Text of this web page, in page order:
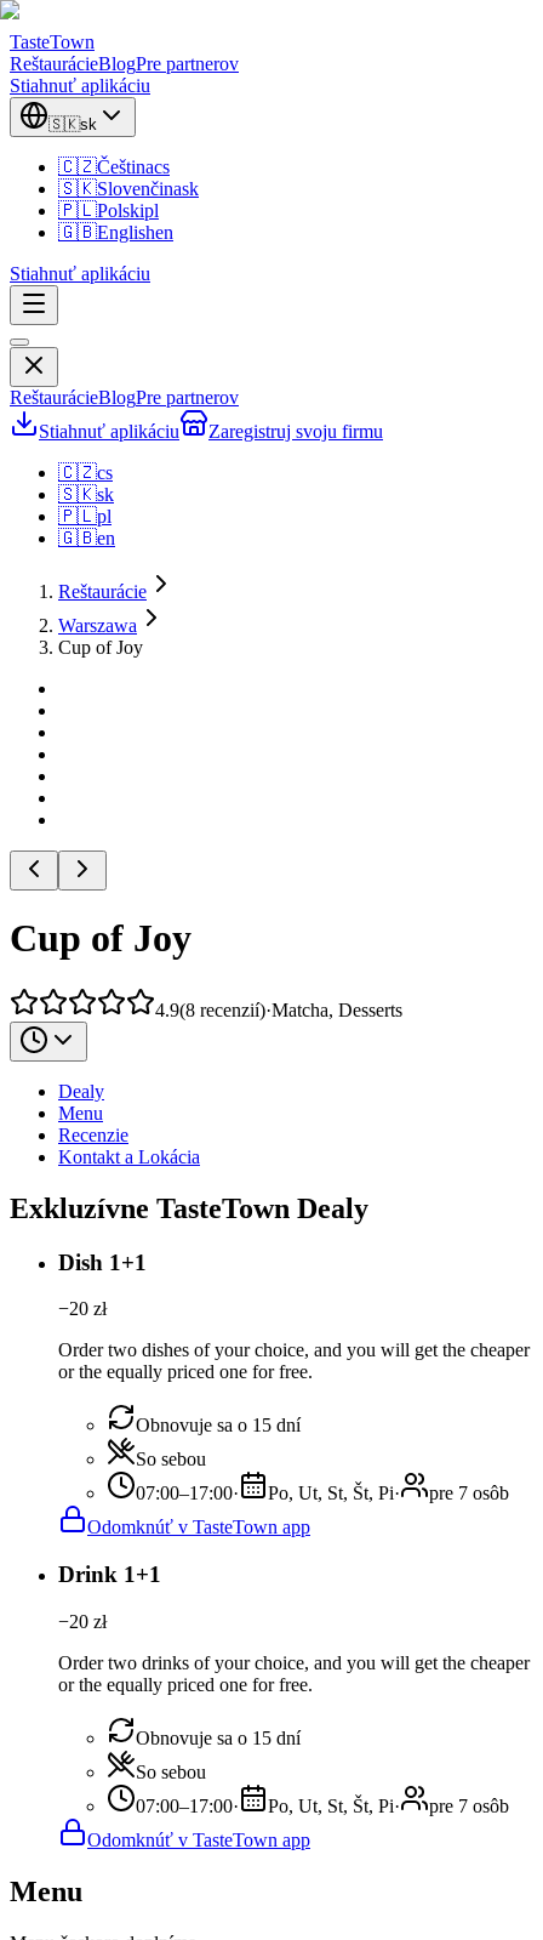
TasteTown
ReštaurácieBlogPre partnerov
Stiahnuť aplikáciu
🇸🇰sk
🇨🇿Češtinacs
🇸🇰Slovenčinask
🇵🇱Polskipl
🇬🇧Englishen
Stiahnuť aplikáciu
ReštaurácieBlogPre partnerov
Stiahnuť aplikáciu
Zaregistruj svoju firmu
🇨🇿cs
🇸🇰sk
🇵🇱pl
🇬🇧en
Reštaurácie
Warszawa
Cup of Joy
Cup of Joy
4.9(8 recenzií)·Matcha, Desserts
Dealy
Menu
Recenzie
Kontakt a Lokácia
Exkluzívne TasteTown Dealy
Dish 1+1
−20 zł
Order two dishes of your choice, and you will get the cheaper
or the equally priced one for free.
Obnovuje sa o 15 dní
So sebou
07:00–17:00· Po, Ut, St, Št, Pi·
pre 7 osôb
Odomknúť v TasteTown app
Drink 1+1
−20 zł
Order two drinks of your choice, and you will get the cheaper
or the equally priced one for free.
Obnovuje sa o 15 dní
So sebou
07:00–17:00· Po, Ut, St, Št, Pi·
pre 7 osôb
Odomknúť v TasteTown app
Menu